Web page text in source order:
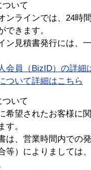
いて
ンラインでは、24時
できます。
ン見積書発行には、
会員（BizID）の詳細
ついて詳細はこちら
いて
希望されたお客様に
す。
は、営業時間内での
等）によりましては